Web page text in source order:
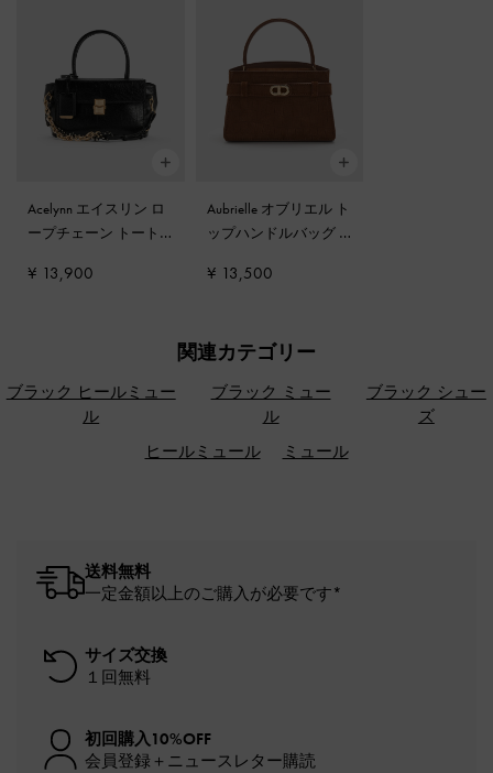
Acelynn エイスリン ロ
ープチェーン トート
¥ 13,900
Aubrielle オブリエル ト
ップハンドルバッグ -
¥ 13,500
関連カテゴリー
ブラック ヒールミュー
ル
ブラック ミュー
ル
ブラック シュー
ズ
ヒールミュール
ミュール
送料無料
一定金額以上のご購入が必要です*
サイズ交換
１回無料
初回購入10%OFF
会員登録＋ニュースレター購読